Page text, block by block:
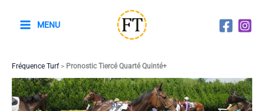
MENU
Fréquence Turf> Pronostic Tiercé Quarté Quinté+